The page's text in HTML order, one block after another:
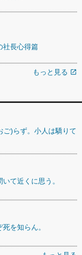
社長心得篇
もっと見る open_in_new
ご)らず。小人は驕りて
て近くに思う。
を知らん。